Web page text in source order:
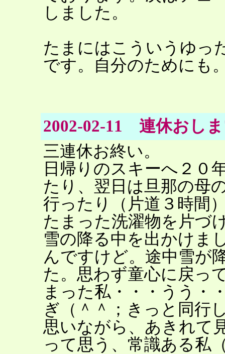
しました。
たまにはこういうゆっ
です。自分のためにも
2002-02-11 連休おし
三連休お終い。
日帰りのスキーへ２０
たり、翌日は旦那の母
行ったり（片道３時間
たまった洗濯物を片づ
雪の降る中を出かけま
んですけど。途中雪が
た。思わず童心に戻っ
まった私・・・うう・
ぎ（＾＾；きっと同行
思いながら、あきれて
って思う、常識ある私